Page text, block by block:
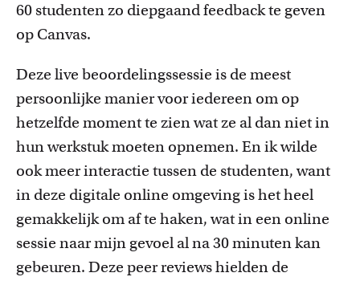
60 studenten zo diepgaandfeedbackte geven
op Canvas.
Deze live beoordelingssessie is de meest
persoonlijke manier voor iedereen om op
hetzelfde moment te zien wat ze al dan niet in
hun werkstuk moeten opnemen. En ik wilde
ook meer interactie tussen de studenten, want
in deze digitale online omgeving is het heel
gemakkelijk om af te haken, watin een online
sessie naar mijn gevoel al na 30 minuten kan
gebeuren. Deze peer reviews hielden de